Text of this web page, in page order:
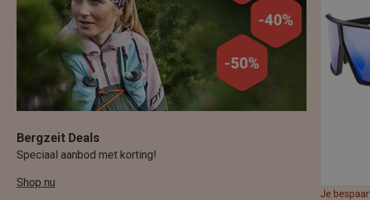
Bergzeit Deals
Speciaal aanbod met korting!
Shop nu
Je